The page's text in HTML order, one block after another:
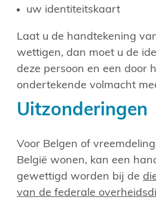
uw identiteitskaart
Laat u de handtekening
wettigen, dan moet u de
deze persoon en een door
ondertekende volmacht
Uitzonderingen
Voor Belgen of
België wonen, kan een
gewettigd worden bij de
van de federale